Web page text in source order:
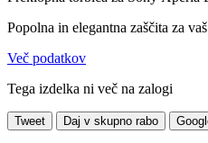
Popolna in elegantna zaščita za
Več podatkov
Tega izdelka ni več na zalogi
Tweet Daj v skupno rabo